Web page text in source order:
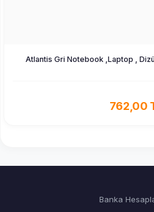
Atlantis Gri Notebook ,Laptop ,
762,00
Banka